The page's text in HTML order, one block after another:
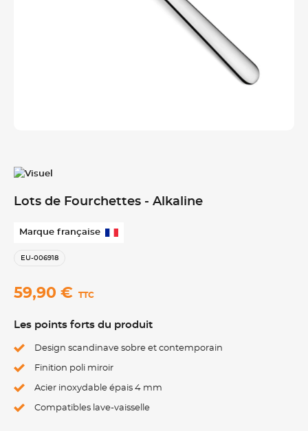
Lots de Fourchettes - Alkaline
Marque française
EU-006918
59,90 € TTC
Les points forts du produit
Design scandinave sobre et contemporain
Finition poli miroir
Acier inoxydable épais 4 mm
Compatibles lave-vaisselle